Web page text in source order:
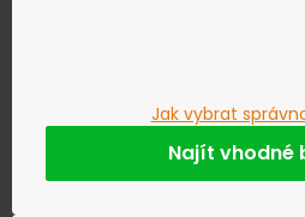
Jak vybrat
Najít vhodné